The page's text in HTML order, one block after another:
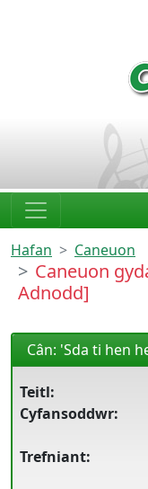
CânSing
Hafan Caneuon
Caneuon
Adnodd]
Cân: 'Sda ti hen
Teitl:
Cyfansoddwr:
Trefniant: